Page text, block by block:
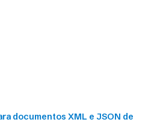
documentos XML e JSON de